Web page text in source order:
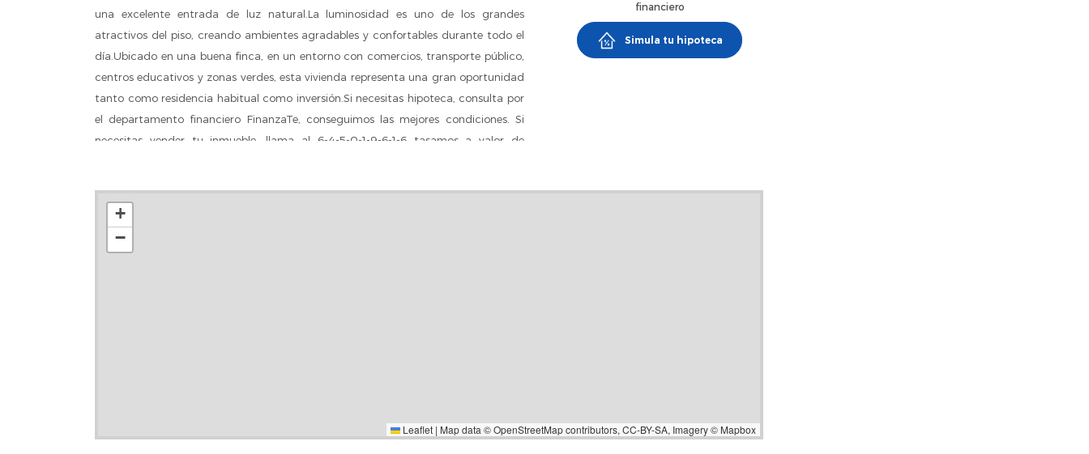
una excelente entrada de luz natural.La luminosidad es uno de los grandes
atractivos del piso, creando ambientes agradables y confortables durante todo el
día.Ubicado en una buena finca, en un entorno con comercios, transporte público,
centros educativos y zonas verdes, esta vivienda representa una gran oportunidad
tanto como residencia habitual como inversión.Si necesitas hipoteca, consulta por
el departamento financiero FinanzaTe, conseguimos las mejores condiciones. Si
necesitas vender tu inmueble, llama al 6-4-5-0-1-9-6-1-6 tasamos a valor de
financiero
Simula tu hipoteca
+
−
Leaflet | Map data ©OpenStreetMapcontributors, CC-BY-SA, Imagery © Mapbox